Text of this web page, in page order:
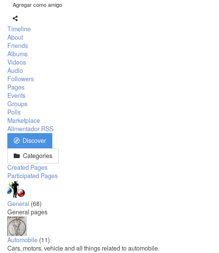
Agregar como amigo
Timeline
About
Friends
Albums
Videos
Audio
Followers
Pages
Events
Groups
Polls
Marketplace
Alimentador RSS
Discover
Categories
Created Pages
Participated Pages
General (68)
General pages
Automobile (11)
Cars, motors, vehicle and all things related to automobile.